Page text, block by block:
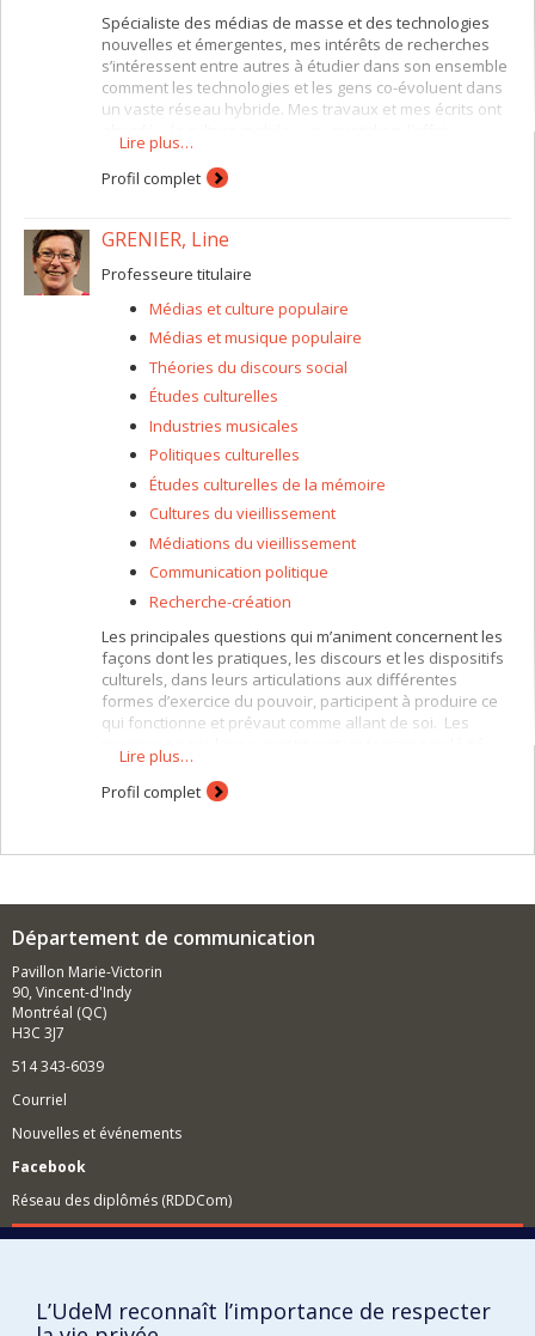
Spécialiste des médias de masse et des technologies
nouvelles et émergentes, mes intérêts de recherches
s’intéressent entre autres à étudier dans son ensemble
comment les technologies et les gens co-évoluent dans
un vaste réseau hybride. Mes travaux et mes écrits ont
cascade et l’interrelation des technologies et les
nouveaux rites de communication. Mes autres
recherches concernent les politiques de radiodiffusion,
et la recherche formative et sommative dans le secteur
Recherche sur la diffusion et l'appropriation des
technologies émergentes et interactives dans
divers milieux : sociaux, culturels, politiques,
économiques, scientifiques.
Recherche sur la convergence et l’expansion
rapide des télécommunications et des
technologies de l’information
Recherche sur la présence et le rôle des médias
chez les jeunes
Analyse de l'imagerie politico-culturelle des
contenus télévisuels
Analyse des politiques de radiodiffusion
Technologies de l’information et de la
communication
Lire plus…
Profil complet
GRENIER, Line
Professeure titulaire
Médias et culture populaire
Médias et musique populaire
Théories du discours social
Études culturelles
Industries musicales
Politiques culturelles
Études culturelles de la mémoire
Cultures du vieillissement
Médiations du vieillissement
Communication politique
Recherche-création
Les principales questions qui m’animent concernent les
façons dont les pratiques, les discours et les dispositifs
culturels, dans leurs articulations aux différentes
formes d’exercice du pouvoir, participent à produire ce
qui fonctionne et prévaut comme allant de soi. Les
pour explorer ces questions en raison de leur rôle
stratégique dans la formation des identités et des
appartenances ainsi que dans la médiation de la culture
m’intéresser, entre autres, à la valorisation des produits
Je m’intéresse actuellement aux régimes de circulation,
surtout ceux qui guident et reconfigurent la musique «
live ». Dans ce contexte, je suis à terminer un projet sur
les petits lieux d’arts et de spectacles à Montréal. J’ai
articulations du vieillissement et de la musique. Je
rapports entre médias et mémoire, les formes du «
vieillissement réussi » ainsi que des déclinaisons des
Lire plus…
Profil complet
Département de communication
Pavillon Marie-Victorin
90, Vincent-d'Indy
Montréal (QC)
H3C 3J7
514 343-6039
Courriel
Nouvelles et événements
Facebook
Réseau des diplômés (RDDCom)
Comment soutenir le Département?
Plan du site
L’UdeM reconnaît l’importance de respecter